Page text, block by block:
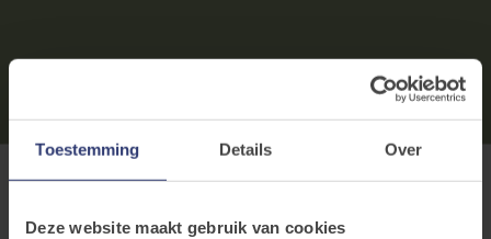
Toestemming Details Over
Deze website maakt gebruik van cookies
Joke, deelneemster aan groepssamenkomsten KOPP